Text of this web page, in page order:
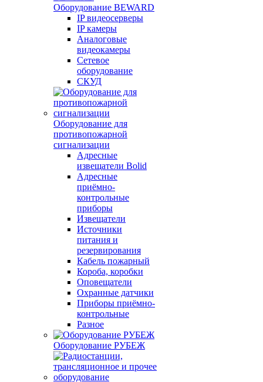
Оборудование BEWARD
IP видеосерверы
IP камеры
Аналоговые
видеокамеры
Сетевое
оборудование
СКУД
Оборудование для
противопожарной
сигнализации
Адресные
извещатели Bolid
Адресные
приёмно-
контрольные
приборы
Извещатели
Источники
питания и
резервирования
Кабель пожарный
Короба, коробки
Оповещатели
Охранные датчики
Приборы приёмно-
контрольные
Разное
Оборудование РУБЕЖ